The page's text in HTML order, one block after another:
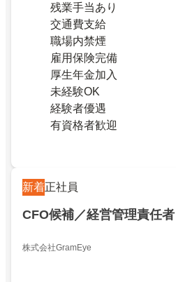
残業手当あり
交通費支給
職場内禁煙
雇用保険完備
厚生年金加入
未経験OK
経験者優遇
有資格者歓迎
新着正社員
CFO候補／経営管理責任者
株式会社GramEye